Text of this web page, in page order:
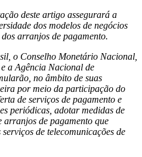
deste artigo assegurará a
dos modelos de negócios
arranjos de pagamento.
o Conselho Monetário Nacional,
a Agência Nacional de
no âmbito de suas
por meio da participação do
de serviços de pagamento e
periódicas, adotar medidas de
arranjos de pagamento que
de telecomunicações de